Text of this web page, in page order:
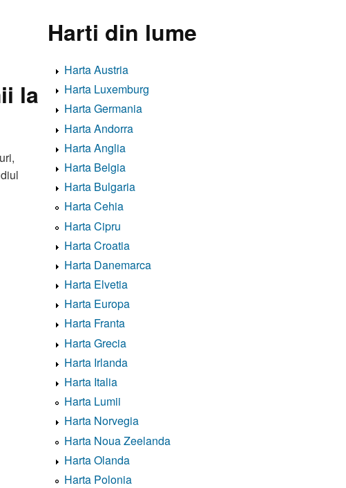
la
Harti din lume
Harta Austria
Harta Luxemburg
Harta Germania
Harta Andorra
Harta Anglia
Harta Belgia
Harta Bulgaria
Harta Cehia
Harta Cipru
Harta Croatia
Harta Danemarca
Harta Elvetia
Harta Europa
Harta Franta
Harta Grecia
Harta Irlanda
Harta Italia
Harta Lumii
Harta Norvegia
Harta Noua Zeelanda
Harta Olanda
Harta Polonia